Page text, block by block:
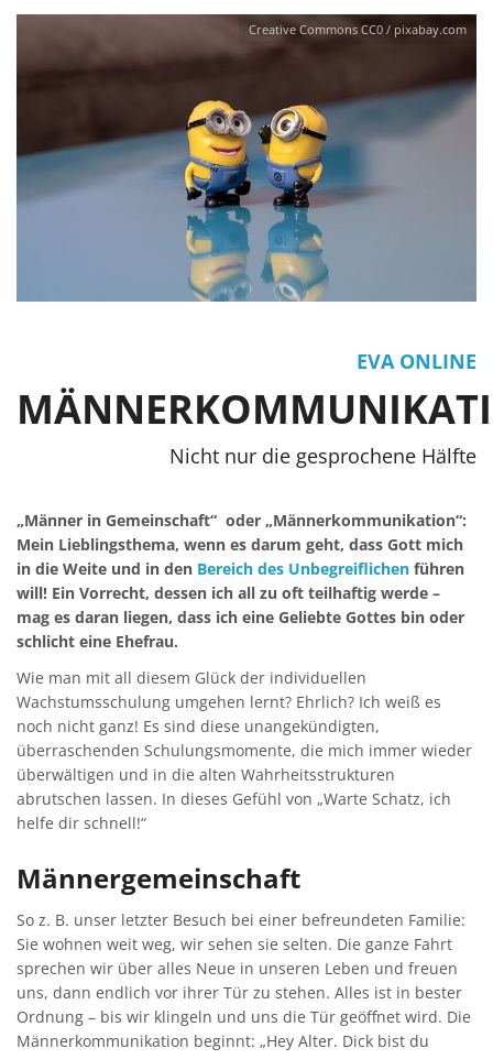
Creative Commons CC0 / pixabay.com
EVA ONLINE
Nicht nur die gesprochene Hälfte
„Männer in Gemeinschaft“ oder „Männerkommunikation“:
Mein Lieblingsthema, wenn es darum geht, dass Gott mich
in die Weite und in den Bereich des Unbegreiflichen führen
will! Ein Vorrecht, dessen ich all zu oft teilhaftig werde –
mag es daran liegen, dass ich eine Geliebte Gottes bin oder
schlicht eine Ehefrau.
Wie man mit all diesem Glück der individuellen
Wachstumsschulung umgehen lernt? Ehrlich? Ich weiß es
noch nicht ganz! Es sind diese unangekündigten,
überraschenden Schulungsmomente, die mich immer wieder
überwältigen und in die alten Wahrheitsstrukturen
abrutschen lassen. In dieses Gefühl von „Warte Schatz, ich
helfe dir schnell!“
Männergemeinschaft
So z. B. unser letzter Besuch bei einer befreundeten Familie:
Sie wohnen weit weg, wir sehen sie selten. Die ganze Fahrt
sprechen wir über alles Neue in unseren Leben und freuen
uns, dann endlich vor ihrer Tür zu stehen. Alles ist in bester
Ordnung – bis wir klingeln und uns die Tür geöffnet wird. Die
Männerkommunikation beginnt: „Hey Alter. Dick bist du